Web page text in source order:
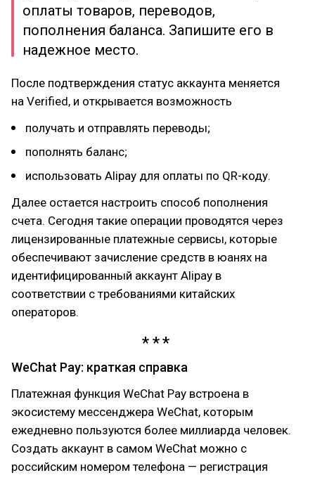
оплаты товаров, переводов,
пополнения баланса. Запишите его в
надежное место.
После подтверждения статус аккаунта меняется
на Verified, и открывается возможность
получать и отправлять переводы;
пополнять баланс;
использовать Alipay для оплаты по QR-коду.
Далее остается настроить способ пополнения
счета. Сегодня такие операции проводятся через
лицензированные платежные сервисы, которые
обеспечивают зачисление средств в юанях на
идентифицированный аккаунт Alipay в
соответствии с требованиями китайских
операторов.
WeChat Pay: краткая справка
Платежная функция WeChat Pay встроена в
экосистему мессенджера WeChat, которым
ежедневно пользуются более миллиарда человек.
Создать аккаунт в самом WeChat можно с
российским номером телефона — регистрация